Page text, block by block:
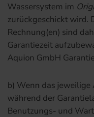
Wassersystem im
zurückgeschickt wird.
Rechnung(en) sind
Garantiezeit
Aquion GmbH
b) Wenn das
während der
Benutzungs- und